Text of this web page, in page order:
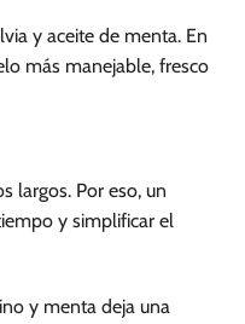
y aceite de menta. En
más manejable, fresco
largos. Por eso, un
y simplificar el
y menta deja una